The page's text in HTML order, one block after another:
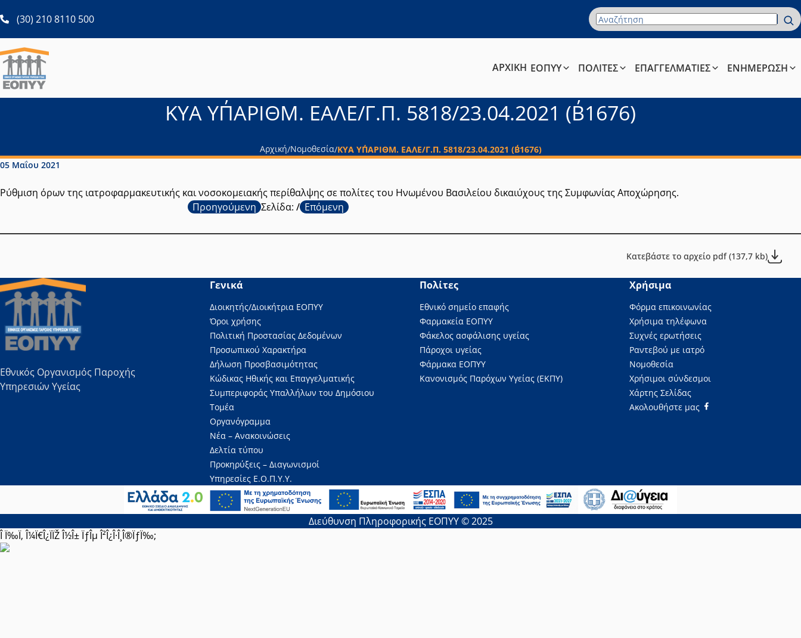
(30) 210 8110 500ανοίγει σε νέα καρτέλα
Όρος Αναζήτησης
ΑΡΧΙΚΗ ΕΟΠΥΥ ΠΟΛΙΤΕΣ ΕΠΑΓΓΕΛΜΑΤΙΕΣ ΕΝΗΜΕΡΩΣΗ
ΚΥΑ ΥΠ΄ΑΡΙΘΜ. ΕΑΛΕ/Γ.Π. 5818/23.04.2021 (Β΄1676)
Αρχική/Νομοθεσία/ΚΥΑ ΥΠ΄ΑΡΙΘΜ. ΕΑΛΕ/Γ.Π. 5818/23.04.2021 (Β΄1676)
Ημερομηνία δημοσίευσης:
05 Μαΐου 2021
Ρύθμιση όρων της ιατροφαρμακευτικής και νοσοκομειακής περίθαλψης σε πολίτες του Ηνωμένου Βασιλείου δικαιύχους της Συμφωνίας Αποχώρησης.
Προηγούμενη Σελίδα: / Επόμενη
Κατεβάστε το αρχείο pdf (137,7 kb)
Εθνικός Οργανισμός Παροχής
Υπηρεσιών Υγείας
Γενικά
Διοικητής/Διοικήτρια ΕΟΠΥΥ
Όροι χρήσης
Πολιτική Προστασίας Δεδομένων
Προσωπικού Χαρακτήρα
Δήλωση Προσβασιμότητας
Κώδικας Ηθικής και Επαγγελματικής
Συμπεριφοράς Υπαλλήλων του Δημόσιου
Τομέα
Οργανόγραμμα
Νέα – Ανακοινώσεις
Δελτία τύπου
Προκηρύξεις – Διαγωνισμοί
Υπηρεσίες Ε.Ο.Π.Υ.Υ.
Πολίτες
Εθνικό σημείο επαφής
Φαρμακεία ΕΟΠΥΥ
Φάκελος ασφάλισης υγείας
Πάροχοι υγείας
Φάρμακα ΕΟΠΥΥ
Κανονισμός Παρόχων Υγείας (ΕΚΠΥ)
Χρήσιμα
Φόρμα επικοινωνίας
Χρήσιμα τηλέφωνα
Συχνές ερωτήσεις
Ραντεβού με ιατρό
Νομοθεσία
Χρήσιμοι σύνδεσμοι
Χάρτης Σελίδας
Ακολουθήστε μας
Διεύθυνση Πληροφορικής ΕΟΠΥΥ © 2025
Î Ï‰Ï‚ Î¼Ï€Î¿ÏÏŽ Î½Î± ÏƒÎµ Î²Î¿Î·Î¸Î®ÏƒÏ‰;